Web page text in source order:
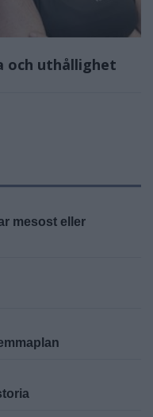
och uthållighet
mesost eller